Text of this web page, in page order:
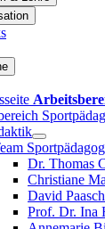
Dr. Thomas
Christiane
David
Prof. Dr. Ina